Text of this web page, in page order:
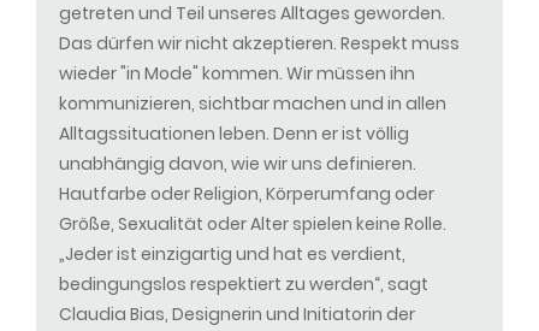
getreten und Teil unseres Alltages geworden.
Das dürfen wir nicht akzeptieren. Respekt muss
wieder "in Mode" kommen. Wir müssen ihn
kommunizieren, sichtbar machen und in allen
Alltagssituationen leben. Denn er ist völlig
unabhängig davon, wie wir uns definieren.
Hautfarbe oder Religion, Körperumfang oder
Größe, Sexualität oder Alter spielen keine Rolle.
„Jeder ist einzigartig und hat es verdient,
bedingungslos respektiert zu werden“, sagt
Claudia Bias, Designerin und Initiatorin der